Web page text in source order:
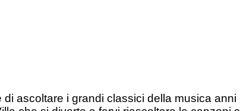
ascoltare i grandi classici della musica